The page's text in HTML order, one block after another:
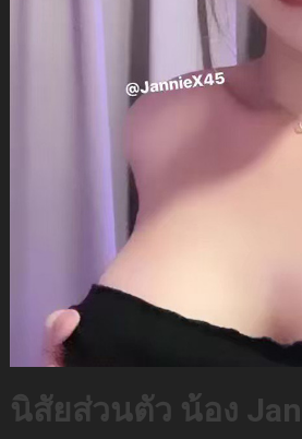
นิสัยส่วนตัว น้อง